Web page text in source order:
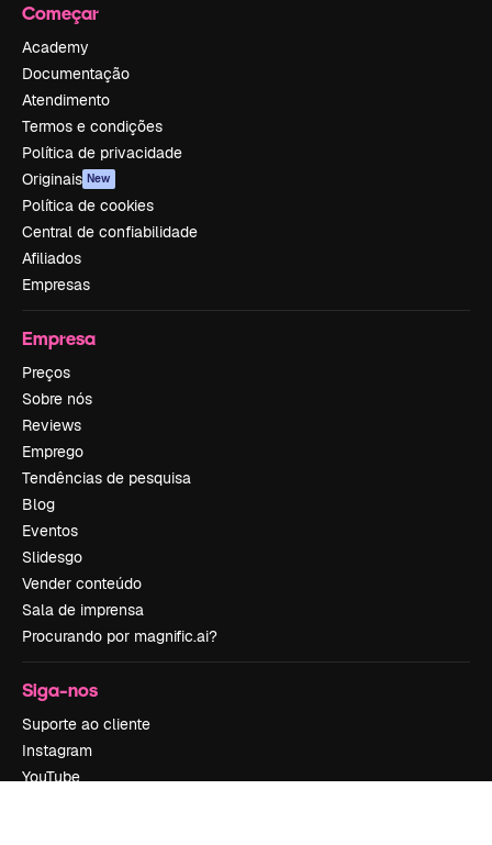
Começar
Academy
Documentação
Atendimento
Termos e condições
Política de privacidade
Originais New
Política de cookies
Central de confiabilidade
Afiliados
Empresas
Empresa
Preços
Sobre nós
Reviews
Emprego
Tendências de pesquisa
Blog
Eventos
Slidesgo
Vender conteúdo
Sala de imprensa
Procurando por magnific.ai?
Siga-nos
Suporte ao cliente
Instagram
YouTube